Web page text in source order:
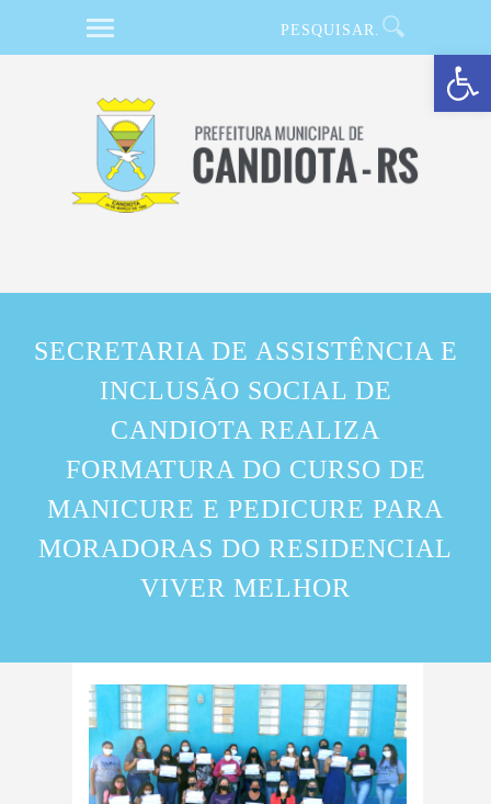
Barra de Ferramentas Aberta
SECRETARIA DE ASSISTÊNCIA E
INCLUSÃO SOCIAL DE
CANDIOTA REALIZA
FORMATURA DO CURSO DE
MANICURE E PEDICURE PARA
MORADORAS DO RESIDENCIAL
VIVER MELHOR